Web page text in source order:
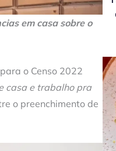
em casa sobre o
o Censo 2022
casa e trabalho pra
o preenchimento de